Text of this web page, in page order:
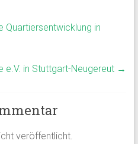
Quartiersentwicklung in
e.V. in Stuttgart-Neugereut →
veröffentlicht.